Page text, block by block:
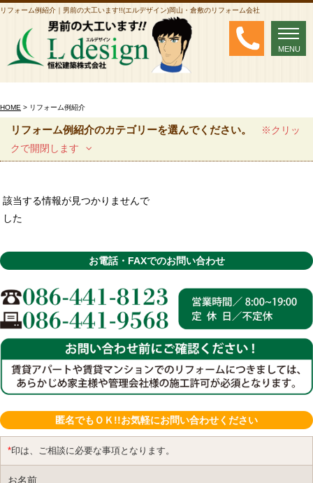
リフォーム例紹介｜男前の大工います!!(エルデザイン)岡山・倉敷のリフォーム会社
MENU
HOME > リフォーム例紹介
リフォーム例紹介のカテゴリーを選んでください。
※クリッ
クで開閉します
該当する情報が見つかりませんで
した
お電話・FAXでのお問い合わせ
匿名でもＯＫ!!お気軽にお問い合わせください
*印は、ご相談に必要な事項となります。
お名前
MENU